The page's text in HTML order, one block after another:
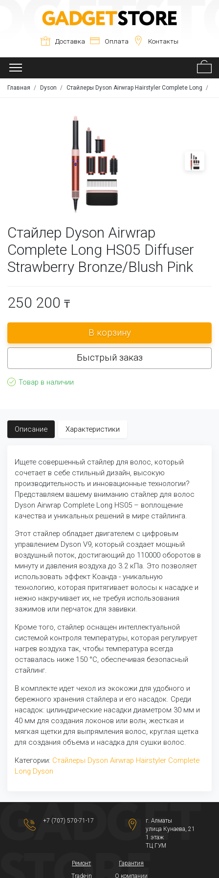
Доставка Оплата Контакты
Главная Dyson Стайлеры Dyson Airwrap Hairstyler Complete Long
Стайлер Dyson Airwrap
Complete Long HS05 Diffuser
Strawberry Bronze/Blush Pink
250 200 ₸
Быстрый заказ
Товар в наличии
Описание Характеристики
Ищете совершенный стайлер для волос, который
сочетает в себе стильный дизайн, высокую
производительность и инновационные технологии?
Представляем вашему вниманию стайлер для волос
Dyson Airwrap Complete Long HS05 – воплощение
качества и уникальных решений в мире стайлинга.
Этот стайлер обладает двигателем с цифровым
управлением Dyson V9, который создает мощный
воздушный поток, достигающий до 110000 оборотов в
минуту и давления воздуха до 3.2 кПа. Это позволяет
использовать эффект Коанда - уникальную
технологию, которая притягивает волосы к насадке и
нежно накручивает их, не требуя использования
зажимов или перчаток для завивки.
Кроме того, стайлер оснащен интеллектуальной
системой контроля температуры, которая регулирует
нагрев воздуха так, чтобы температура всегда
оставалась ниже 150 °C, обеспечивая безопасный
стайлинг.
В комплекте идет чехол из экокожи для удобного и
бережного хранения стайлера и его насадок. Среди
насадок: цилиндрические насадки диаметром 30 мм и
40 мм для создания локонов или волн, жесткая и
мягкая щетки для выпрямления волос, круглая щетка
для создания объема и насадка для сушки волос.
Категории: Стайлеры Dyson Airwrap Hairstyler Complete
Long Dyson
+7 (707) 570-71-17
г. Алматы
​улица Кунаева, 21​
1 этаж
ТЦ ГУМ
Ремонт
Trade-in
Гарантия
О компании